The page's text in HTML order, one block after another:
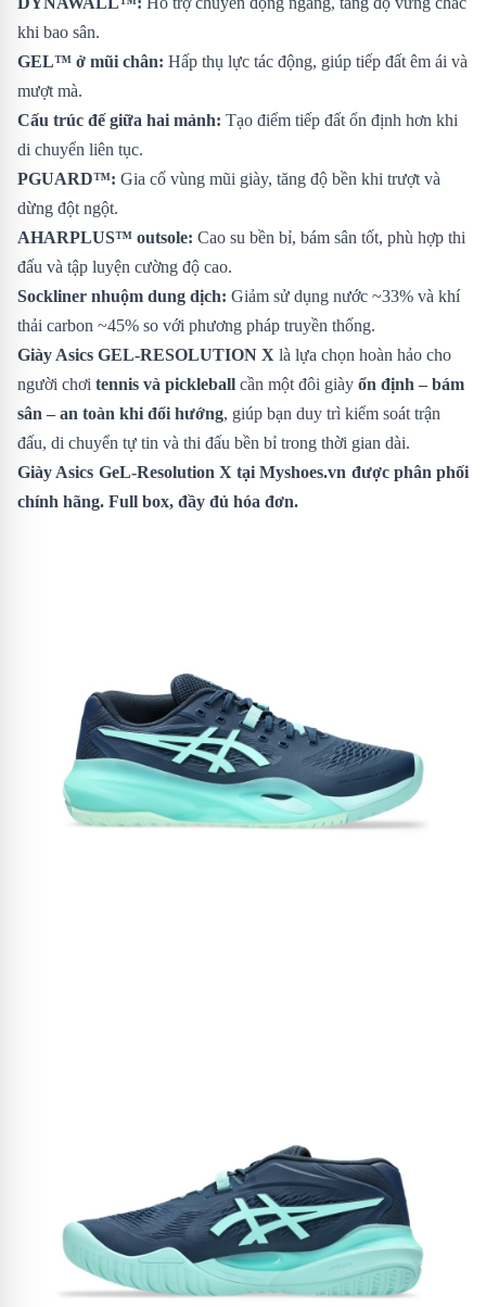
khi bao sân.
GEL™ ở mũi chân: Hấp thụ lực tác động, giúp tiếp đất êm ái và
mượt mà.
Cấu trúc đế giữa hai mảnh: Tạo điểm tiếp đất ổn định hơn khi
di chuyển liên tục.
PGUARD™: Gia cố vùng mũi giày, tăng độ bền khi trượt và
dừng đột ngột.
AHARPLUS™ outsole: Cao su bền bỉ, bám sân tốt, phù hợp thi
đấu và tập luyện cường độ cao.
Sockliner nhuộm dung dịch: Giảm sử dụng nước ~33% và khí
thải carbon ~45% so với phương pháp truyền thống.
Giày Asics GEL-RESOLUTION X là lựa chọn hoàn hảo cho
người chơi tennis và pickleball cần một đôi giày ổn định – bám
sân – an toàn khi đổi hướng, giúp bạn duy trì kiểm soát trận
đấu, di chuyển tự tin và thi đấu bền bỉ trong thời gian dài.
Giày Asics GeL-Resolution X tại Myshoes.vn được phân phối
chính hãng. Full box, đầy đủ hóa đơn.